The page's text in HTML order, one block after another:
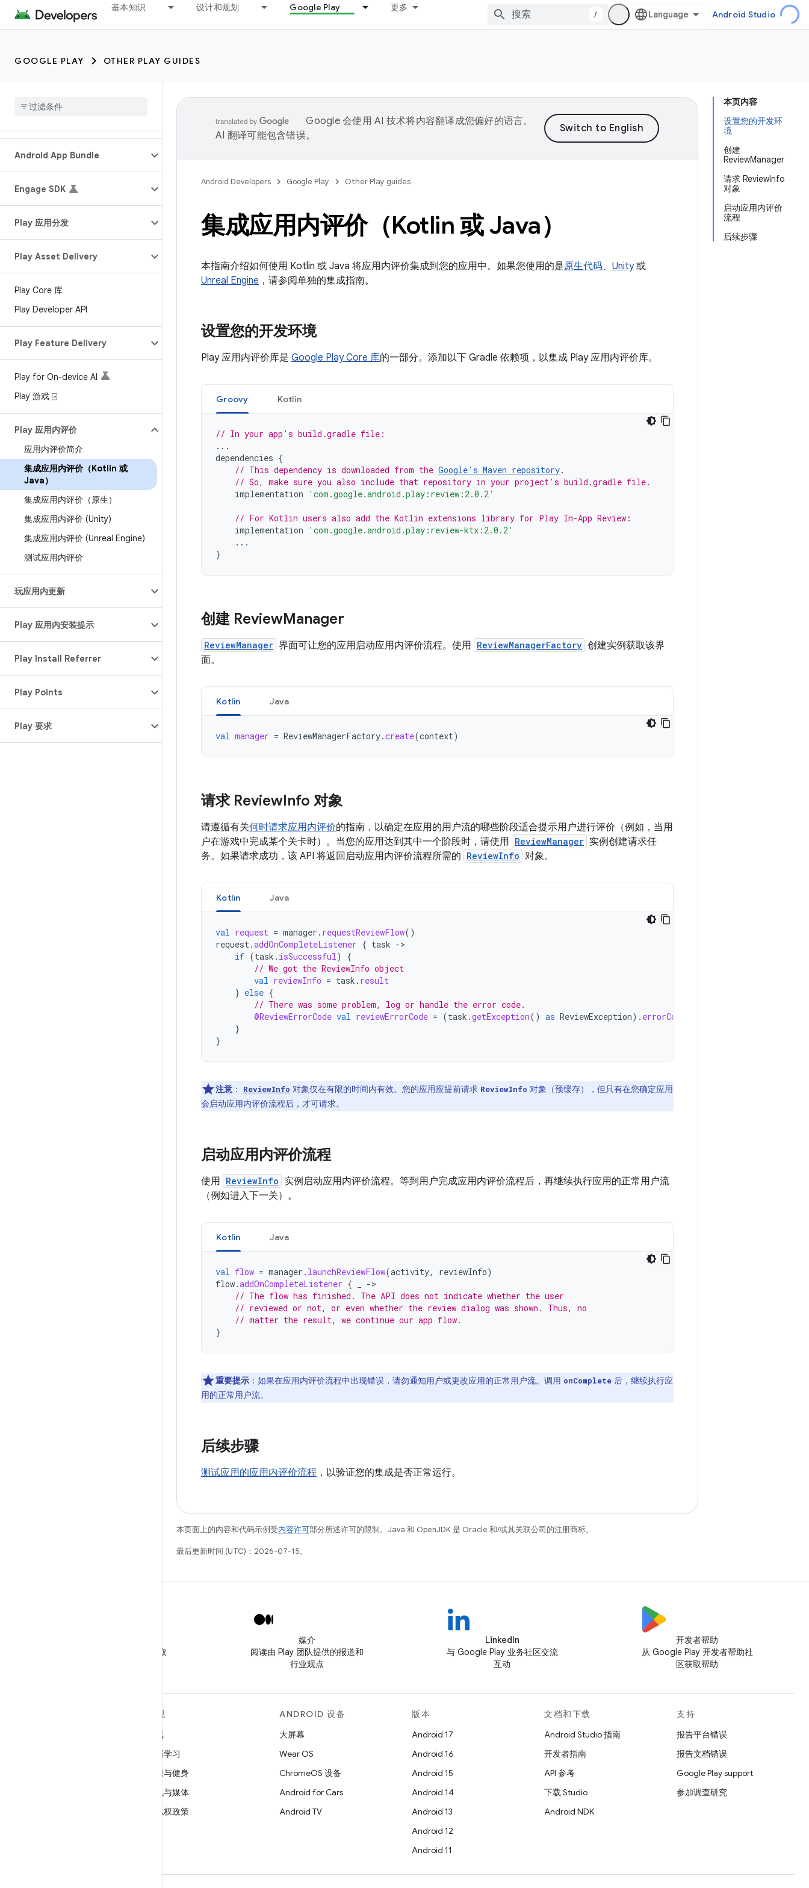
基本知识 设计和规划 Google Play 更多
/ Android Studio
GOOGLE PLAY OTHER PLAY GUIDES
Android App Bundle
Engage SDK
Play 应用分发
Play Asset Delivery
Play Core 库
Play Developer API
Play Feature Delivery
Play for On-device AI
Play 游戏 ⍈
Play 应用内评价
应用内评价简介
集成应用内评价（Kotlin 或
Java）
集成应用内评价（原生）
集成应用内评价 (Unity)
集成应用内评价 (Unreal Engine)
测试应用内评价
玩应用内更新
Play 应用内安装提示
Play Install Referrer
Play Points
Play 要求
本页内容
设置您的开发环
境
创建
ReviewManager
请求 ReviewInfo
对象
启动应用内评价
流程
后续步骤
Google 会使用 AI 技术将内容翻译成您偏好的语言。
AI 翻译可能包含错误。
Android Developers Google Play Other Play guides
集成应用内评价（Kotlin 或 Java）
本指南介绍如何使用 Kotlin 或 Java 将应用内评价集成到您的应用中。如果您使用的是原生代码、 Unity或
Unreal Engine ，请参阅单独的集成指南。
设置您的开发环境
Play 应用内评价库是 Google Play Core 库的一部分。添加以下 Gradle 依赖项，以集成 Play 应用内评价库。
Groovy Kotlin
// In your app's build.gradle file:
...
dependencies {
// This dependency is downloaded from the Google's Maven repository.
// So, make sure you also include that repository in your project's build.gradle file.
implementation
'com.google.android.play:review:2.0.2'
// For Kotlin users also add the Kotlin extensions library for Play In-App Review:
implementation
'com.google.android.play:review-ktx:2.0.2'
...
}
创建 ReviewManager
ReviewManager 界面可让您的应用启动应用内评价流程。使用 ReviewManagerFactory 创建实例获取该界
面。
Kotlin Java
val manager = ReviewManagerFactory.create(context)
请求 ReviewInfo 对象
请遵循有关何时请求应用内评价的指南，以确定在应用的用户流的哪些阶段适合提示用户进行评价（例如，当用
户在游戏中完成某个关卡时）。当您的应用达到其中一个阶段时，请使用 ReviewManager 实例创建请求任
务。如果请求成功，该 API 将返回启动应用内评价流程所需的 ReviewInfo 对象。
Kotlin Java
val request = manager . requestReviewFlow()
request.addOnCompleteListener { task ->
if (task . isSuccessful)
{
// We got the ReviewInfo object
val reviewInfo = task . result
} else {
// There was some problem, log or handle the error code.
@ReviewErrorCode val reviewErrorCode = (task .getException() as ReviewException). errorCode
}
}
注意 ： ReviewInfo 对象仅在有限的时间内有效。您的应用应提前请求 ReviewInfo 对象（预缓存），但只有在您确定应用
会启动应用内评价流程后，才可请求。
启动应用内评价流程
使用 ReviewInfo 实例启动应用内评价流程。等到用户完成应用内评价流程后，再继续执行应用的正常用户流
（例如进入下一关）。
Kotlin Java
val flow = manager . launchReviewFlow(activity, reviewInfo)
flow.addOnCompleteListener {
->
// The flow has finished. The API does not indicate whether the user
// reviewed or not, or even whether the review dialog was shown. Thus, no
// matter the result, we continue our app flow.
}
重要提示 ：如果在应用内评价流程中出现错误，请勿通知用户或更改应用的正常用户流。调用 onComplete 后，继续执行应
用的正常用户流。
后续步骤
测试应用的应用内评价流程 ，以验证您的集成是否正常运行。
本页面上的内容和代码示例受内容许可部分所述许可的限制。Java 和 OpenJDK 是 Oracle 和/或其关联公司的注册商标。
最后更新时间 (UTC)：2026-07-15。
关注 @GooglePlayBiz，获取
媒介
阅读由 Play 团队提供的报道和
行业观点
LinkedIn
与 Google Play 业务社区交流
互动
开发者帮助
从 Google Play 开发者帮助社
区获取帮助
发现
游戏
机器学习
健康与健身
相机与媒体
隐私权政策
ANDROID 设备
大屏幕
Wear OS
ChromeOS 设备
Android for Cars
Android TV
版本
Android 17
Android 16
Android 15
Android 14
Android 13
Android 12
Android 11
文档和下载
Android Studio 指南
开发者指南
API 参考
下载 Studio
Android NDK
支持
报告平台错误
报告文档错误
Google Play support
参加调查研究